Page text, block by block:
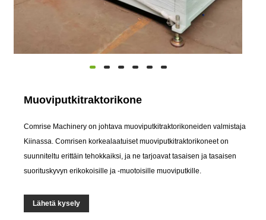
Muoviputkitraktorikone
Comrise Machinery on johtava muoviputkitraktorikoneiden valmistaja
Kiinassa. Comrisen korkealaatuiset muoviputkitraktorikoneet on
suunniteltu erittäin tehokkaiksi, ja ne tarjoavat tasaisen ja tasaisen
suorituskyvyn erikokoisille ja -muotoisille muoviputkille.
Lähetä kysely